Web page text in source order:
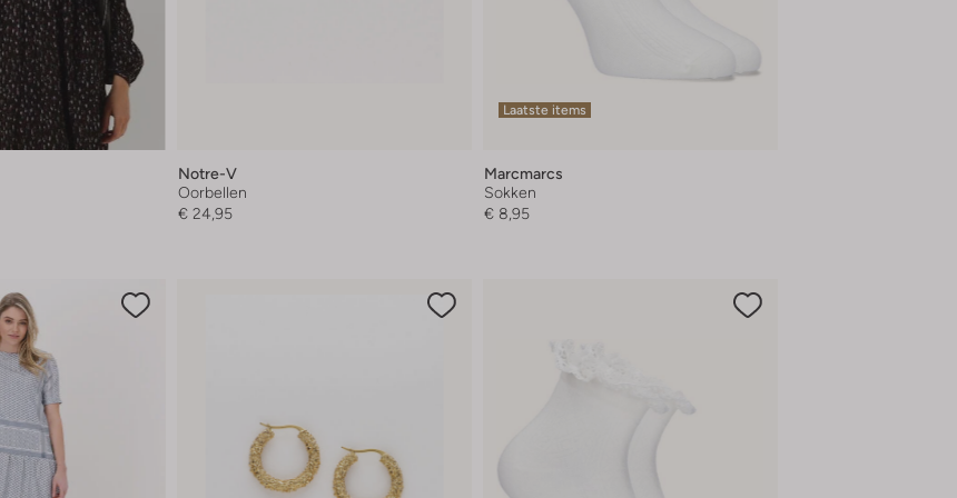
Notre-V
Oorbellen
€ 24,95
Laatste items
Marcmarcs
Sokken
€ 8,95